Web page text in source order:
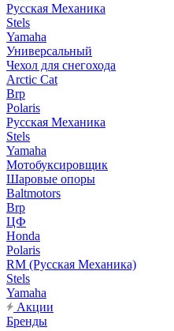
Русская Механика
Stels
Yamaha
Универсальный
Чехол для снегохода
Arctic Cat
Brp
Polaris
Русская Механика
Stels
Yamaha
Мотобуксировщик
Шаровые опоры
Baltmotors
Brp
ЦФ
Honda
Polaris
RM (Русская Механика)
Stels
Yamaha
Акции
Бренды